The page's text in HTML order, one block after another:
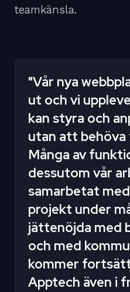
teamkänsla.
"Vår nya
ut och vi
kan styra och
utan att
Många av
dessutom vår
samarbetat
projekt under
jättenöjda med
och med
kommer
Apptech även i